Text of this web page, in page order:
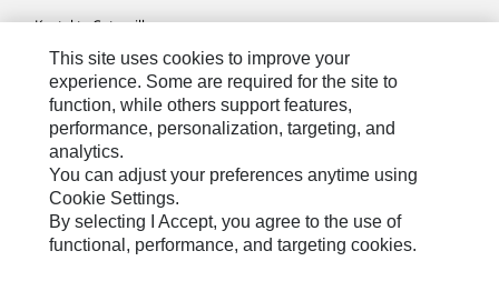
Kontakta Caterpillar
Mina Marknadsföringspreferenser
Platskarta
Cookie Settings
Juridiskt
Sekretess
This site uses cookies to improve your
experience. Some are required for the site to
function, while others support features,
performance, personalization, targeting, and
analytics.
You can adjust your preferences anytime using
Cookie Settings.
By selecting I Accept, you agree to the use of
functional, performance, and targeting cookies.